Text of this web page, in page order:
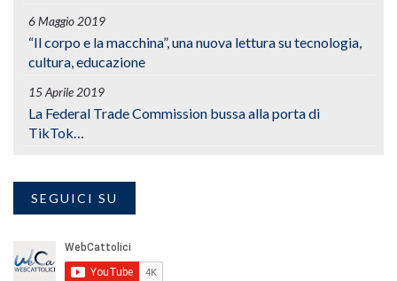
6 Maggio 2019
“Il corpo e la macchina”, una nuova lettura su tecnologia,
cultura, educazione
15 Aprile 2019
La Federal Trade Commission bussa alla porta di
TikTok…
SEGUICI SU